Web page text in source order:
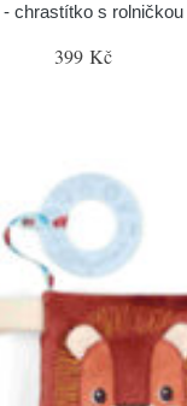
- chrastítko s
399 Kč